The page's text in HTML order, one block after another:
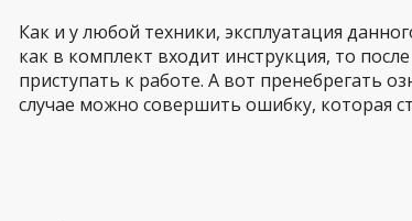
Как и у любой техники, эксплуатация
как в комплект входит инструкция, то
приступать к работе. А вот пренебрегать
случае можно совершить ошибку, которая